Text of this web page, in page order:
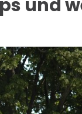
und